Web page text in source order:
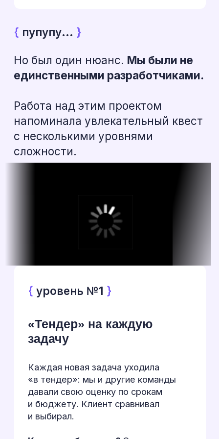
лицензии битрикса)
раздел «Наши проекты» с
RU-версии не будет
подтягиваться. Данные
функционал для
синхронизации.
Минус: любые доработки
или исправления на одном
повторять на втором.
нарушая работу RU-
версии. (здесь возможно
я вас немного сбила с
толку ранее, тут главное
вдумчиво и аккуратно
инфоблоках, в блоках со
включаемой областью —
без проблем можно будет
Такой вариант удобнее в
дальнейшем: исправления
и доработки будут сразу
доступны обеим версиям
👉 Итог: отдельная админка
возможна, но дороже и сложнее
в поддержке в дальнейшем.
работать в одной админке с
добавлением полей под KZ.
По поводу перевода: на данный
момент оценка без вопросов
какой вариант реализации вы